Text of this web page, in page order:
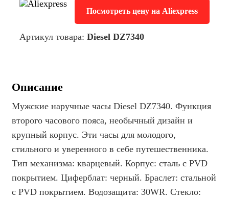
Посмотреть цену на Aliexpress
Артикул товара: Diesel DZ7340
Описание
Мужские наручные часы Diesel DZ7340. Функция
второго часового пояса, необычный дизайн и
крупный корпус. Эти часы для молодого,
стильного и уверенного в себе путешественника.
Тип механизма: кварцевый. Корпус: сталь с PVD
покрытием. Циферблат: черный. Браслет: стальной
с PVD покрытием. Водозащита: 30WR. Стекло: